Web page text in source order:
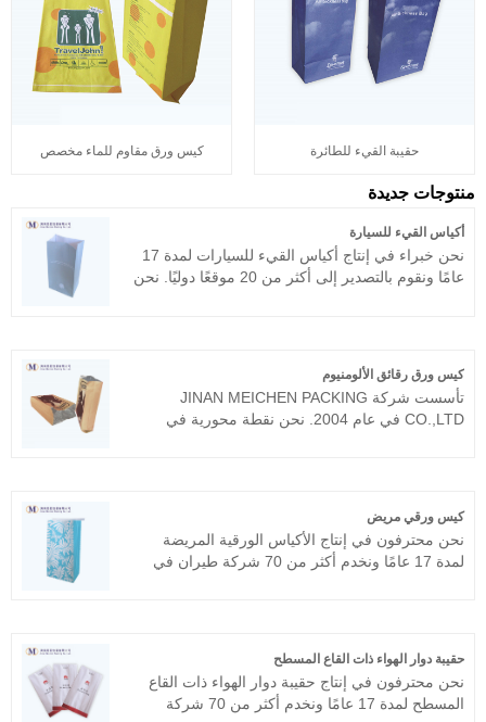
حقيبة القيء للطائرة كيس ورق مقاوم للماء مخصص
منتوجات جديدة
أكياس القيء للسيارة
نحن خبراء في إنتاج أكياس القيء للسيارات لمدة 17
عامًا ونقوم بالتصدير إلى أكثر من 20 موقعًا دوليًا. نحن
والتحقق منها والتفاوض بشأنها، ونأمل حقًا أن نفوز
معك!
كيس ورق رقائق الألومنيوم
تأسست شركة JINAN MEICHEN PACKING
CO.,LTD في عام 2004. نحن نقطة محورية في
الشركات في جميع أنحاء العالم ونحافظ على أعلى
مستوى من التشغيل معهم لسنوات عديدة.
كيس ورقي مريض
نحن محترفون في إنتاج الأكياس الورقية المريضة
لمدة 17 عامًا ونخدم أكثر من 70 شركة طيران في
حقيبة دوار الهواء ذات القاع المسطح
نحن محترفون في إنتاج حقيبة دوار الهواء ذات القاع
المسطح لمدة 17 عامًا ونخدم أكثر من 70 شركة